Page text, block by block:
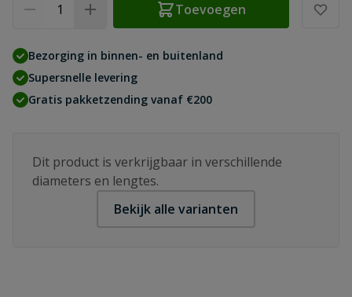
Toevoegen
Bezorging in binnen- en buitenland
Supersnelle levering
Gratis pakketzending vanaf €200
Dit product is verkrijgbaar in verschillende
diameters en lengtes.
Bekijk alle varianten